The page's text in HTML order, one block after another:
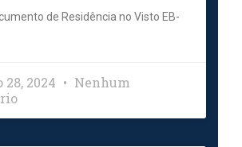
de Residência no Visto EB-
2024
Nenhum